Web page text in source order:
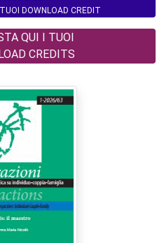
DOWNLOAD CREDIT
QUI I TUOI
CREDITS